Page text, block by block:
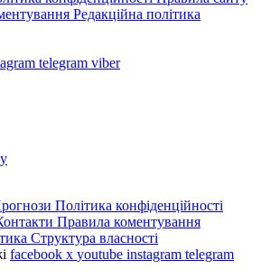
Редакційна політика
telegram viber
Політика конфіденційності
Правила коментування
Структура власності
facebook x youtube instagram telegram